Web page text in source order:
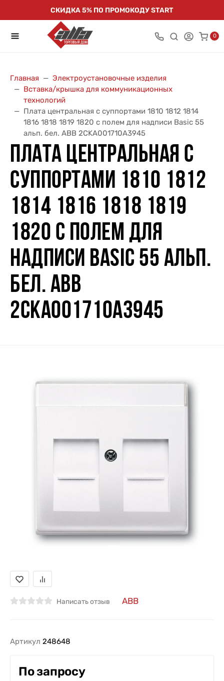
СКИДКА 5% ПО ПРОМОКОДУ START
0
Главная
Электроустановочные изделия
Вставка/крышка для коммуникационных
технологий
Плата центральная с суппортами 1810 1812 1814
1816 1818 1819 1820 с полем для надписи Basic 55
альп. бел. ABB 2CKA001710A3945
ПЛАТА ЦЕНТРАЛЬНАЯ С
СУППОРТАМИ 1810 1812
1814 1816 1818 1819
1820 С ПОЛЕМ ДЛЯ
НАДПИСИ BASIC 55 АЛЬП.
БЕЛ. ABB
2CKA001710A3945
Написать отзыв ABB
Артикул 248648
По запросу